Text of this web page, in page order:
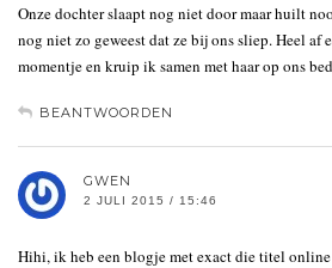
Onze dochter slaapt nog niet door maar huilt
nog niet zo geweest dat ze bij ons sliep. Heel af
momentje en kruip ik samen met haar op ons
BEANTWOORDEN
GWEN
2 JULI 2015 / 15:46
Hihi, ik heb een blogje met exact die titel